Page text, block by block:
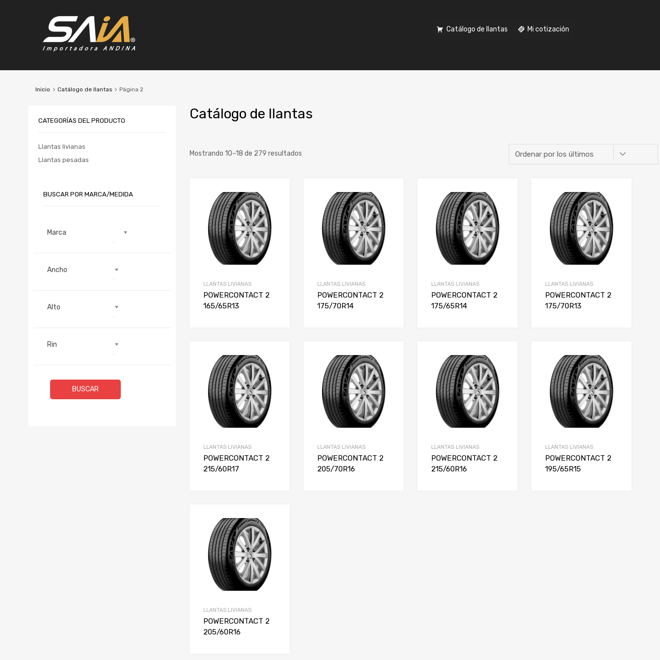
Mi cotización
Catálogo de llantas
Inicio Catálogo de llantas Página 2
Catálogo de llantas
Ancho
Alto
Rin
Mostrando 10–18 de 279 resultados
LLANTAS LIVIANAS
POWERCONTACT 2
165/65R13
LLANTAS LIVIANAS
POWERCONTACT 2
175/70R14
LLANTAS LIVIANAS
POWERCONTACT 2
175/65R14
LLANTAS LIVIANAS
POWERCONTACT 2
175/70R13
LLANTAS LIVIANAS
POWERCONTACT 2
215/60R17
LLANTAS LIVIANAS
POWERCONTACT 2
205/70R16
LLANTAS LIVIANAS
POWERCONTACT 2
215/60R16
LLANTAS LIVIANAS
POWERCONTACT 2
195/65R15
LLANTAS LIVIANAS
POWERCONTACT 2
205/60R16
CATEGORÍAS DEL PRODUCTO
Llantas livianas
Llantas pesadas
BUSCAR POR MARCA/MEDIDA
Marca
Ancho
Alto
Rin
BUSCAR